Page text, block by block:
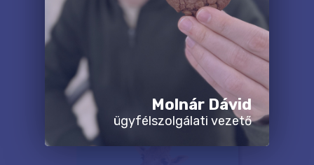
Molnár Dávid
ügyfélszolgálati vezető